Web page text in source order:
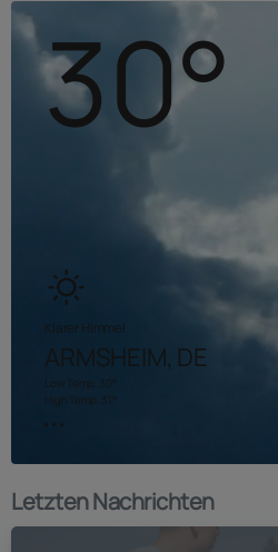
30°
B
Klarer Himmel
ARMSHEIM, DE
Low Temp. 30
High Temp. 31 °
Letzten Nachrichten